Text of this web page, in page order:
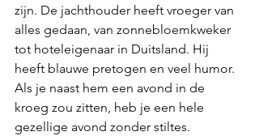
zijn. De jachthouder heeft vroeger van
alles gedaan, van zonnebloemkweker
tot hoteleigenaar in Duitsland. Hij
heeft blauwe pretogen en veel humor.
Als je naast hem een avond in de
kroeg zou zitten, heb je een hele
gezellige avond zonder stiltes.